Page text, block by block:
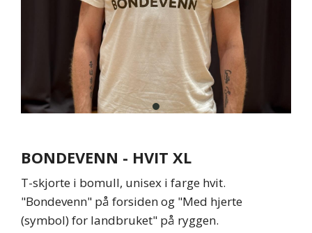
item
of
BONDEVENN - HVIT XL
T-skjorte i bomull, unisex i farge hvit.
"Bondevenn" på forsiden og "Med hjerte
(symbol) for landbruket" på ryggen.